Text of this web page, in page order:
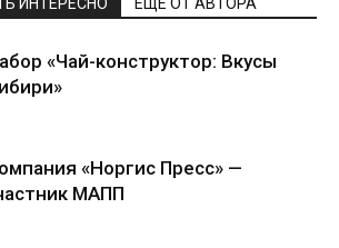
«Чай-конструктор: Вкусы
«Норгис Пресс» —
МАПП